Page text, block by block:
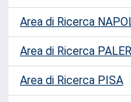
Area di Ricerca
Area di Ricerca
Area di Ricerca PISA